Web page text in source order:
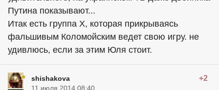
Путина показывают...
Итак есть группа Х, которая прикрываясь
фальшивым Коломойским ведет свою игру. не
удивлюсь, если за этим Юля стоит.
shishakova +2
11 июля 2014 08:40